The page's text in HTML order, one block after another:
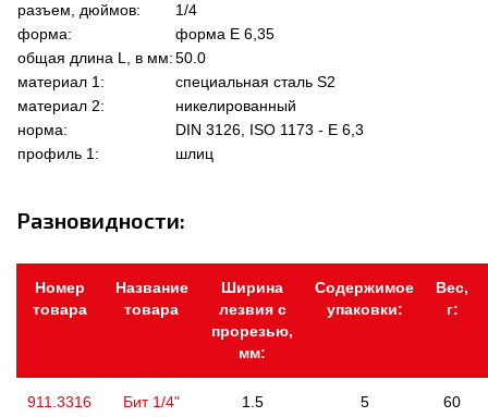
разъем, дюймов:
1/4
форма:
форма Е 6,35
общая длина L, в мм:50.0
материал 1:
специальная сталь S2
материал 2:
никелированный
норма:
DIN 3126, ISO 1173 - E 6,3
профиль 1:
шлиц
Разновидности:
Номер
товара
Название
товара
Ширина
лезвия с
прорезью,
мм:
Содержимое
упаковки:
Вес,
г:
911.3316
Бит 1/4"
1.5 5 60